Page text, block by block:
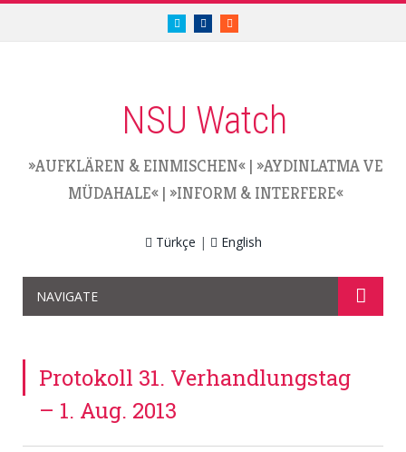
twitter.com/nsuwatch
facebook.com/nsuwatch
RSS
NSU Watch
»AUFKLÄREN & EINMISCHEN« | »AYDINLATMA VE
MÜDAHALE« | »INFORM & INTERFERE«
Türkçe | English
NAVIGATE
Protokoll 31. Verhandlungstag
– 1. Aug. 2013